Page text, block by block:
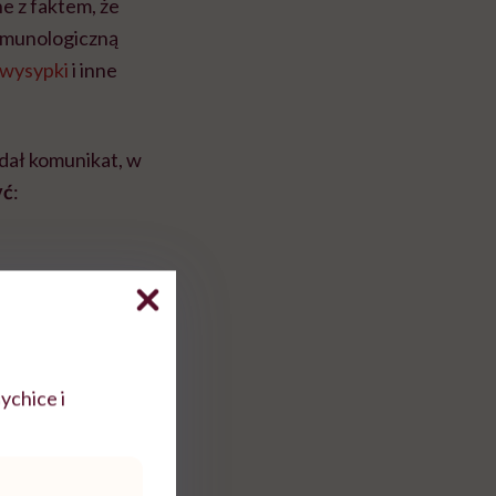
z faktem, że
wysypkii inne
komunikat, w
:
i